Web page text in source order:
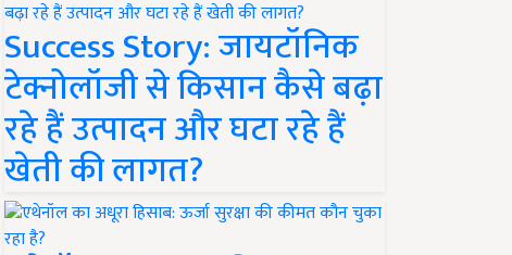
Success Story: जायटॉनिक
टेक्नोलॉजी से किसान कैसे बढ़ा
रहे हैं उत्पादन और घटा रहे हैं
खेती की लागत?